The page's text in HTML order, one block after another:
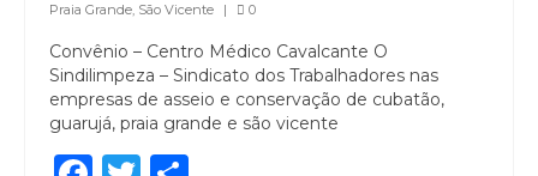
Praia Grande, São Vicente | 0
Convênio – Centro Médico Cavalcante O
Sindilimpeza – Sindicato dos Trabalhadores nas
empresas de asseio e conservação de cubatão,
guarujá, praia grande e são vicente